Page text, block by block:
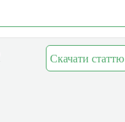
Скачати статтю